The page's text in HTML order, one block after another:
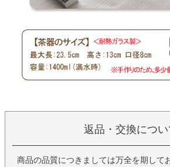
返品・交換につい
商品の品質につきましては万全を期して